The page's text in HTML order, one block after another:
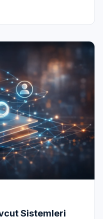
Sistemleri